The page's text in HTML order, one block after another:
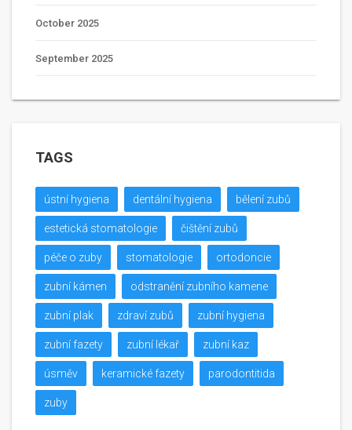
October 2025
September 2025
TAGS
ústní hygiena dentální hygiena bělení zubů
estetická stomatologie čištění zubů
péče o zuby stomatologie ortodoncie
zubní kámen odstranění zubního kamene
zubní plak zdraví zubů zubní hygiena
zubní fazety zubní lékař zubní kaz
úsměv keramické fazety parodontitida
zuby